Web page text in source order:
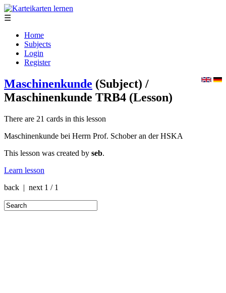
☰
Home
Subjects
Login
Register
Maschinenkunde (Subject) /
Maschinenkunde TRB4 (Lesson)
There are 21 cards in this lesson
Maschinenkunde bei Herrn Prof. Schober an der HSKA
This lesson was created by seb.
Learn lesson
back | next 1 / 1